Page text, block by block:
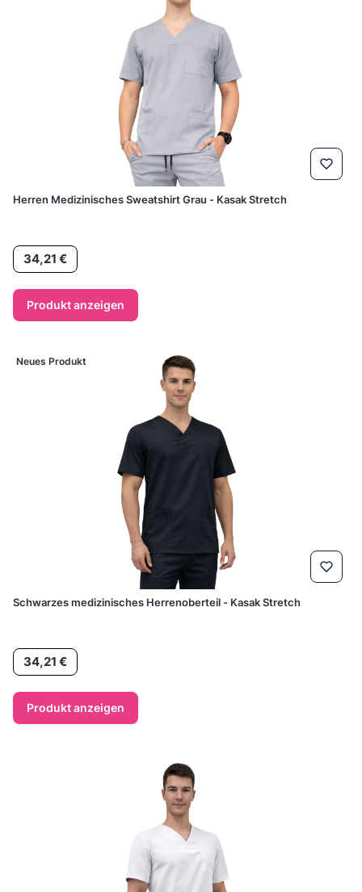
Herren Medizinisches Sweatshirt Grau - Kasak Stretch
Preis
34,21 €
Produkt anzeigen
Neues Produkt
Schwarzes medizinisches Herrenoberteil - Kasak Stretch
Preis
34,21 €
Produkt anzeigen